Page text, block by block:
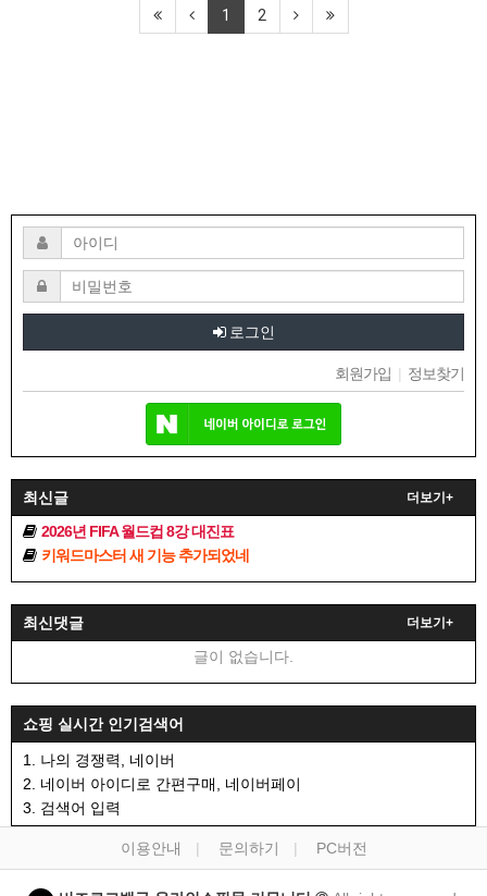
1 2
로그인
회원가입 | 정보찾기
최신글 더보기+
2026년 FIFA 월드컵 8강 대진표
키워드마스터 새 기능 추가되었네
최신댓글 더보기+
글이 없습니다.
쇼핑 실시간 인기검색어
1. 나의 경쟁력, 네이버
2. 네이버 아이디로 간편구매, 네이버페이
3. 검색어 입력
이용안내 문의하기 PC버전